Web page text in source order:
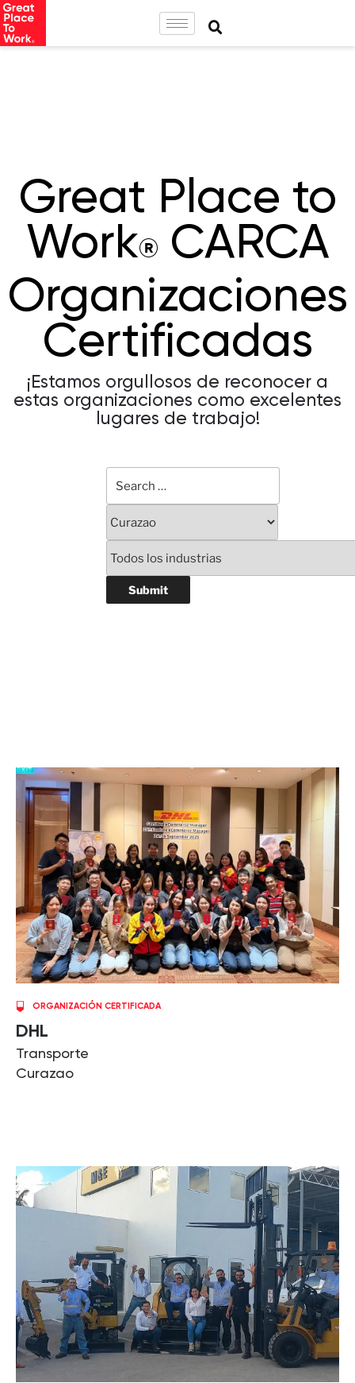
Great Place to
Work® CARCA
Organizaciones
Certificadas
¡Estamos orgullosos de reconocer a
estas organizaciones como excelentes
lugares de trabajo!
ORGANIZACIÓN CERTIFICADA
DHL
Transporte
Curazao